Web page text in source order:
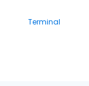
Terminal